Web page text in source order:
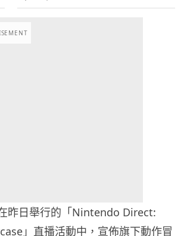
昨日舉行的「Nintendo Direct:
」直播活動中，宣佈旗下動作冒